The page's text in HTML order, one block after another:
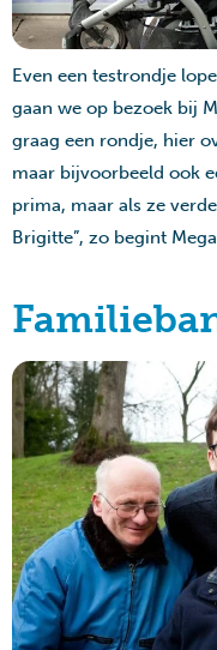
Even een testrondje
gaan we op bezoek bij
graag een rondje, hier
maar bijvoorbeeld ook
prima, maar als ze
Brigitte”, zo begint